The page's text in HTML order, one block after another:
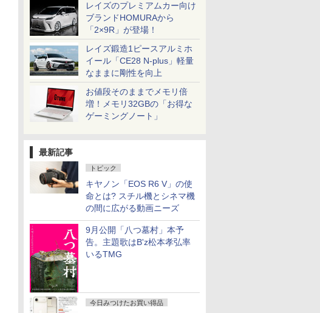
レイズのプレミアムカー向け
ブランドHOMURAから
「2×9R」が登場！
レイズ鍛造1ピースアルミホ
イール「CE28 N-plus」軽量
なままに剛性を向上
お値段そのままでメモリ倍
増！メモリ32GBの「お得な
ゲーミングノート」
最新記事
トピック
キヤノン「EOS R6 V」の使
命とは? スチル機とシネマ機
の間に広がる動画ニーズ
9月公開「八つ墓村」本予
告。主題歌はB'z松本孝弘率
いるTMG
今日みつけたお買い得品